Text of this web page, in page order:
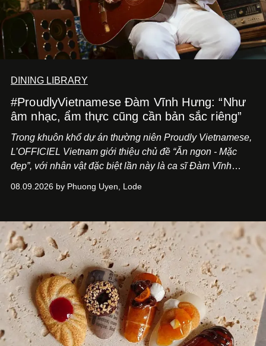
DINING LIBRARY
#ProudlyVietnamese Đàm Vĩnh Hưng: “Như
âm nhạc, ẩm thực cũng cần bản sắc riêng”
Trong khuôn khổ dự án thường niên Proudly Vietnamese,
L’OFFICIEL Vietnam giới thiệu chủ đề “Ăn ngon - Mặc
đẹp”, với nhân vật đặc biệt lần này là ca sĩ Đàm Vĩnh
Cà Phê Cà Pháo mang dấu ấn Indochine hoài niệm, thu
08.09.2026 by Phuong Uyen, Lode